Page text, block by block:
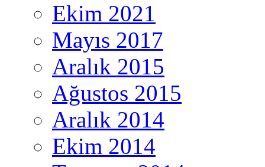
Ekim 2021
Mayıs 2017
Aralık 2015
Ağustos 2015
Aralık 2014
Ekim 2014